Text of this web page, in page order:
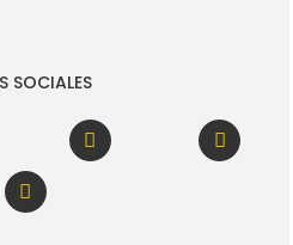
SOCIALES